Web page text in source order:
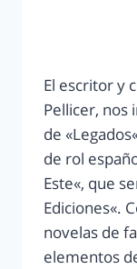
El escritor y
Pellicer, nos
de
de rol
Este«, que
Ediciones«.
novelas de
elementos